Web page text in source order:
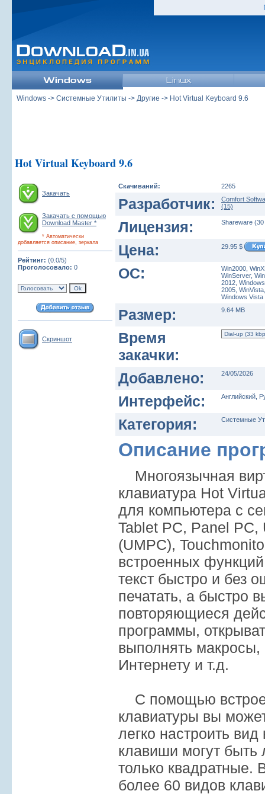
Windows -> Системные Утилиты -> Другие -> Hot Virtual Keyboard 9.6
Hot Virtual Keyboard 9.6
Закачать
Закачать с помощью
Download Master *
* Автоматически
добавляется описание, зеркала
Рейтинг: (0.0/5)
Проголосовало: 0
Скриншот
Скачиваний: 2265
Разработчик:
Comfort
(15)
Лицензия: Shareware
Цена: 29.95 $
ОС:
Win2000,
WinServer,
2012,
2005,
Windows Vista
Размер: 9.64 MB
Время
закачки:
Добавлено:
24/05/2026
Интерфейс: Английский,
Категория: Системные
Описание
Многоязычная
клавиатура Hot
для компьютера с
Tablet PC, Panel PC,
(UMPC),
встроенных
текст быстро и без
печатать, а быстро
повторяющиеся
программы,
выполнять макросы,
Интернету и т.д.
С помощью
клавиатуры вы
легко настроить
клавиши могут
только квадратные.
более 60 видов